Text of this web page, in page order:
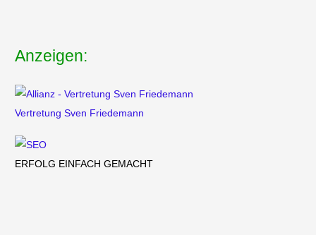
Anzeigen:
VertretungSven Friedemann
ERFOLG EINFACH GEMACHT